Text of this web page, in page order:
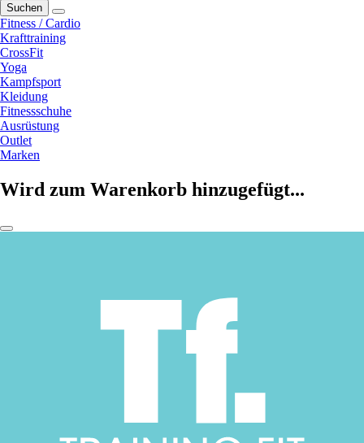
Suchen
Fitness / Cardio
Krafttraining
CrossFit
Yoga
Kampfsport
Kleidung
Fitnessschuhe
Ausrüstung
Outlet
Marken
Wird zum Warenkorb hinzugefügt...